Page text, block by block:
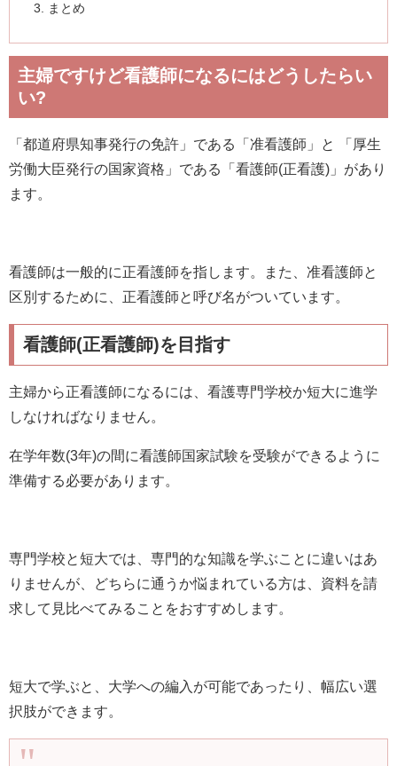
まとめ
主婦ですけど看護師になるにはどうしたらい
い?
「都道府県知事発行の免許」である「准看護師」と 「厚生
労働大臣発行の国家資格」である「看護師(正看護)」があり
ます。
看護師は一般的に正看護師を指します。また、准看護師と
区別するために、正看護師と呼び名がついています。
看護師(正看護師)を目指す
主婦から正看護師になるには、看護専門学校か短大に進学
しなければなりません。
在学年数(3年)の間に看護師国家試験を受験ができるように
準備する必要があります。
専門学校と短大では、専門的な知識を学ぶことに違いはあ
りませんが、どちらに通うか悩まれている方は、資料を請
求して見比べてみることをおすすめします。
短大で学ぶと、大学への編入が可能であったり、幅広い選
択肢ができます。